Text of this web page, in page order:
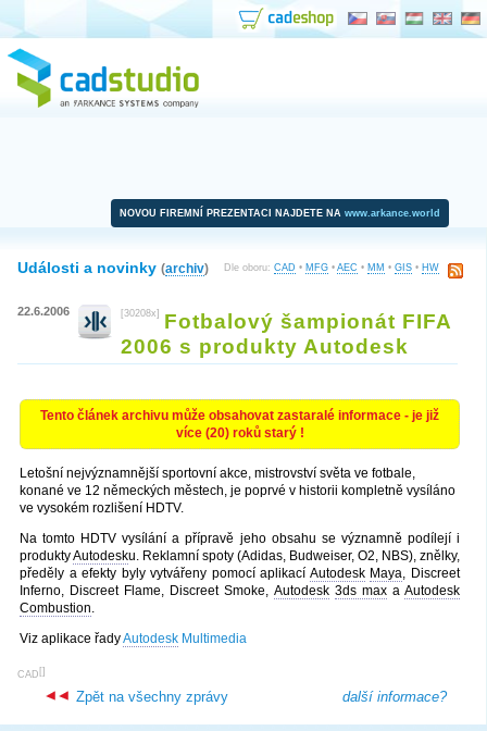
NOVOU FIREMNÍ PREZENTACI NAJDETE NA www.arkance.world
Dle oboru: CAD • MFG • AEC • MM • GIS • HW
Události a novinky (archiv)
22.6.2006 [30208x]
Fotbalový šampionát FIFA
2006 s produkty Autodesk
Tento článek archivu může obsahovat zastaralé informace - je již
více (20) roků starý !
Letošní nejvýznamnější sportovní akce, mistrovství světa ve fotbale,
konané ve 12 německých městech, je poprvé v historii kompletně vysíláno
ve vysokém rozlišení HDTV.
Na tomto HDTV vysílání a přípravě jeho obsahu se významně podílejí i
produktyAutodesku. Reklamní spoty (Adidas, Budweiser, O2, NBS), znělky,
předěly a efekty byly vytvářeny pomocí aplikací Autodesk Maya, Discreet
Inferno, Discreet Flame, Discreet Smoke, Autodesk 3ds maxaAutodesk
Combustion.
Viz aplikace řadyAutodesk Multimedia
[
CAD ]
další informace?
Zpět na všechny zprávy